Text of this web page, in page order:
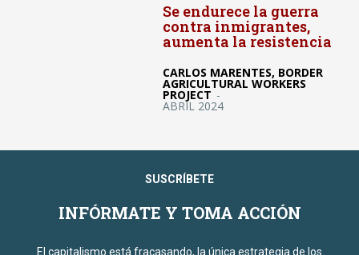
Se endurece la guerra
contra inmigrantes,
aumenta la resistencia
CARLOS MARENTES, BORDER
AGRICULTURAL WORKERS
PROJECT -
ABRIL 2024
SUSCRÍBETE
INFÓRMATE Y TOMA ACCIÓN
El capitalismo está fracasando, la única estrategia de los